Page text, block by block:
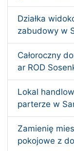
Działka
zabudowy w
Całoroczny
ar ROD
Lokal
parterze w
Zamienię
pokojowe z